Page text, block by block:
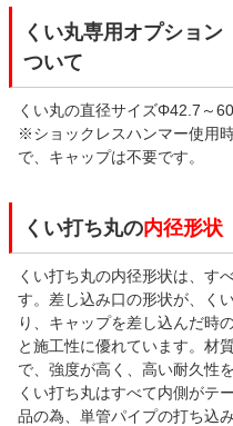
くい丸専用オプショ
ついて
くい丸の直径サイズΦ42.7～
※ショックレスハンマー使用
で、キャップは不要です。
くい打ち丸の内径形状
くい打ち丸の内径形状は、す
す。差し込み口の形状が、く
り、キャップを差し込んだ時
と施工性に優れています。材
で、強度が高く、高い耐久性
くい打ち丸はすべて内側がテ
品の為、単管パイプの打ち込